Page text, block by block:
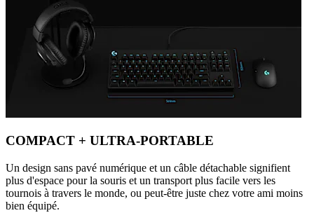
COMPACT + ULTRA-PORTABLE
Un design sans pavé numérique et un câble détachable signifient
plus d'espace pour la souris et un transport plus facile vers les
tournois à travers le monde, ou peut-être juste chez votre ami moins
bien équipé.